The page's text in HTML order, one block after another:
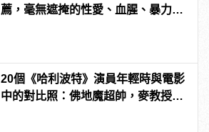
薦，毫無遮掩的性愛、血腥、暴力、
20個《哈利波特》演員年輕時與電影
中的對比照：佛地魔超帥，麥教授根